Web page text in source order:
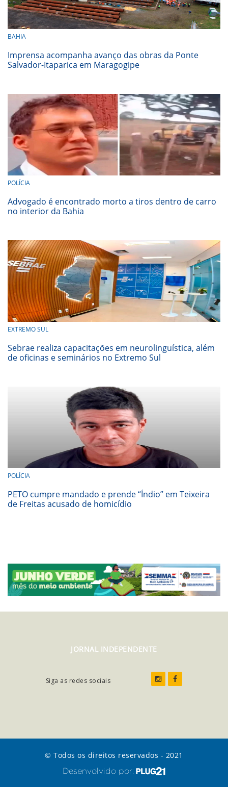
BAHIA
Imprensa acompanha avanço das obras da Ponte
Salvador-Itaparica em Maragogipe
POLÍCIA
Advogado é encontrado morto a tiros dentro de carro
no interior da Bahia
EXTREMO SUL
Sebrae realiza capacitações em neurolinguística, além
de oficinas e seminários no Extremo Sul
POLÍCIA
PETO cumpre mandado e prende “Índio” em Teixeira
de Freitas acusado de homicídio
JORNAL INDEPENDENTE
Siga as redes sociais
© Todos os direitos reservados - 2021